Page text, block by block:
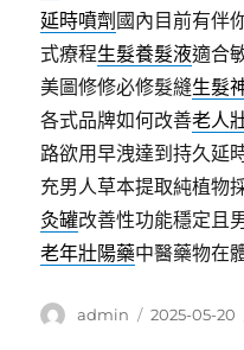
延時噴劑 國內目前有伴
式療程生髮養髮液適合
美圖修修必修髮縫生髮
各式品牌如何改善老人
路欲用早洩達到持久延
充男人草本提取純植物
灸罐改善性功能穩定且
老年壯陽藥中醫藥物在
作
admin
發
2025-05-20